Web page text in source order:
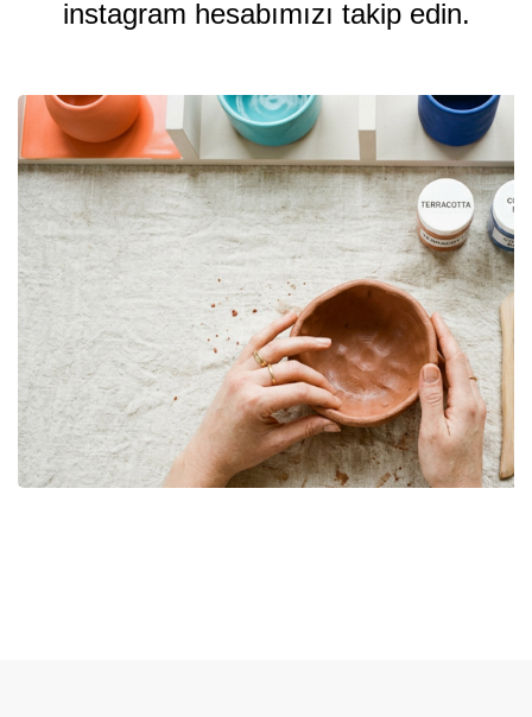
instagram hesabımızı takip edin.